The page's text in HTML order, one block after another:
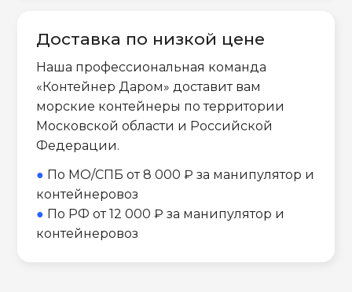
Доставка по низкой цене
Наша профессиональная команда
«Контейнер Даром» доставит вам
морские контейнеры по территории
Московской области и Российской
Федерации.
● По МО/СПБ от 8 000 ₽ за манипулятор и
контейнеровоз
● По РФ от 12 000 ₽ за манипулятор и
контейнеровоз